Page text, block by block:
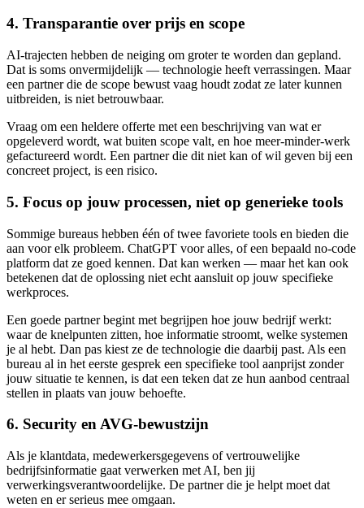
4. Transparantie over prijs en scope
AI-trajecten hebben de neiging om groter te worden dan gepland.
Dat is soms onvermijdelijk — technologie heeft verrassingen. Maar
een partner die de scope bewust vaag houdt zodat ze later kunnen
uitbreiden, is niet betrouwbaar.
Vraag om een heldere offerte met een beschrijving van wat er
opgeleverd wordt, wat buiten scope valt, en hoe meer-minder-werk
gefactureerd wordt. Een partner die dit niet kan of wil geven bij een
concreet project, is een risico.
5. Focus op jouw processen, niet op generieke tools
Sommige bureaus hebben één of twee favoriete tools en bieden die
aan voor elk probleem. ChatGPT voor alles, of een bepaald no-code
platform dat ze goed kennen. Dat kan werken — maar het kan ook
betekenen dat de oplossing niet echt aansluit op jouw specifieke
werkproces.
Een goede partner begint met begrijpen hoe jouw bedrijf werkt:
waar de knelpunten zitten, hoe informatie stroomt, welke systemen
je al hebt. Dan pas kiest ze de technologie die daarbij past. Als een
bureau al in het eerste gesprek een specifieke tool aanprijst zonder
jouw situatie te kennen, is dat een teken dat ze hun aanbod centraal
stellen in plaats van jouw behoefte.
6. Security en AVG-bewustzijn
Als je klantdata, medewerkersgegevens of vertrouwelijke
bedrijfsinformatie gaat verwerken met AI, ben jij
verwerkingsverantwoordelijke. De partner die je helpt moet dat
weten en er serieus mee omgaan.